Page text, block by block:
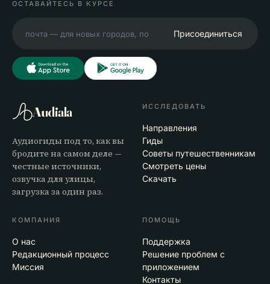
ОСТАВАЙТЕСЬ В КУРСЕ
Присоединиться
Audiala
Аудиогиды под то, как вы
бродите на самом деле —
честные источники,
озвучка для улицы,
загрузка за один раз.
ИССЛЕДОВАТЬ
Направления
Гиды
Советы путешественникам
Смотреть цены
Скачать
КОМПАНИЯ
О нас
Редакционный процесс
Миссия
ПОМОЩЬ
Поддержка
Решение проблем с
приложением
Контакты